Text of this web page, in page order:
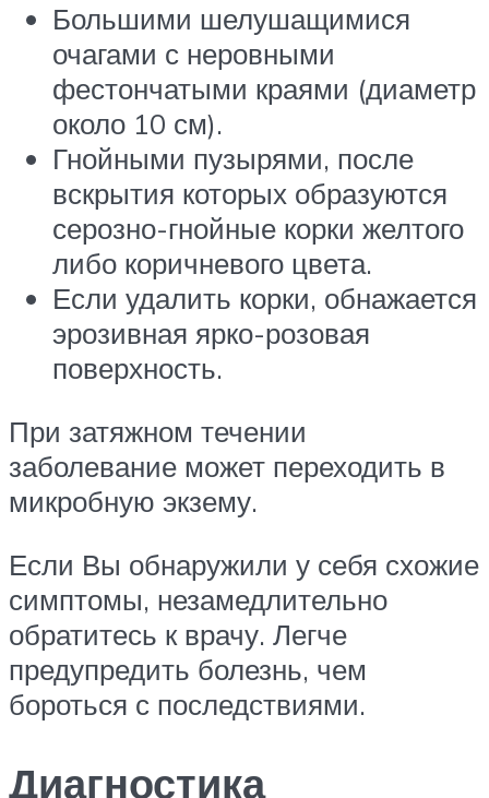
Большими шелушащимися
очагами с неровными
фестончатыми краями (диаметр
около 10 см).
Гнойными пузырями, после
вскрытия которых образуются
серозно-гнойные корки желтого
либо коричневого цвета.
Если удалить корки, обнажается
эрозивная ярко-розовая
поверхность.
При затяжном течении
заболевание может переходить в
микробную экзему.
Если Вы обнаружили у себя схожие
симптомы, незамедлительно
обратитесь к врачу. Легче
предупредить болезнь, чем
бороться с последствиями.
Диагностика